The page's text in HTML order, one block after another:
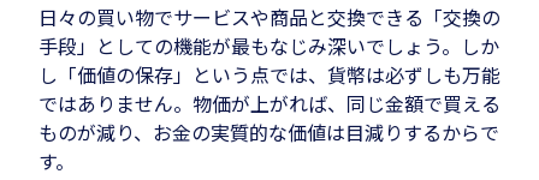
日々の買い物でサービスや商品と交換できる「交換の
手段」としての機能が最もなじみ深いでしょう。しか
し「価値の保存」という点では、貨幣は必ずしも万能
ではありません。物価が上がれば、同じ金額で買える
ものが減り、お金の実質的な価値は目減りするからで
す。